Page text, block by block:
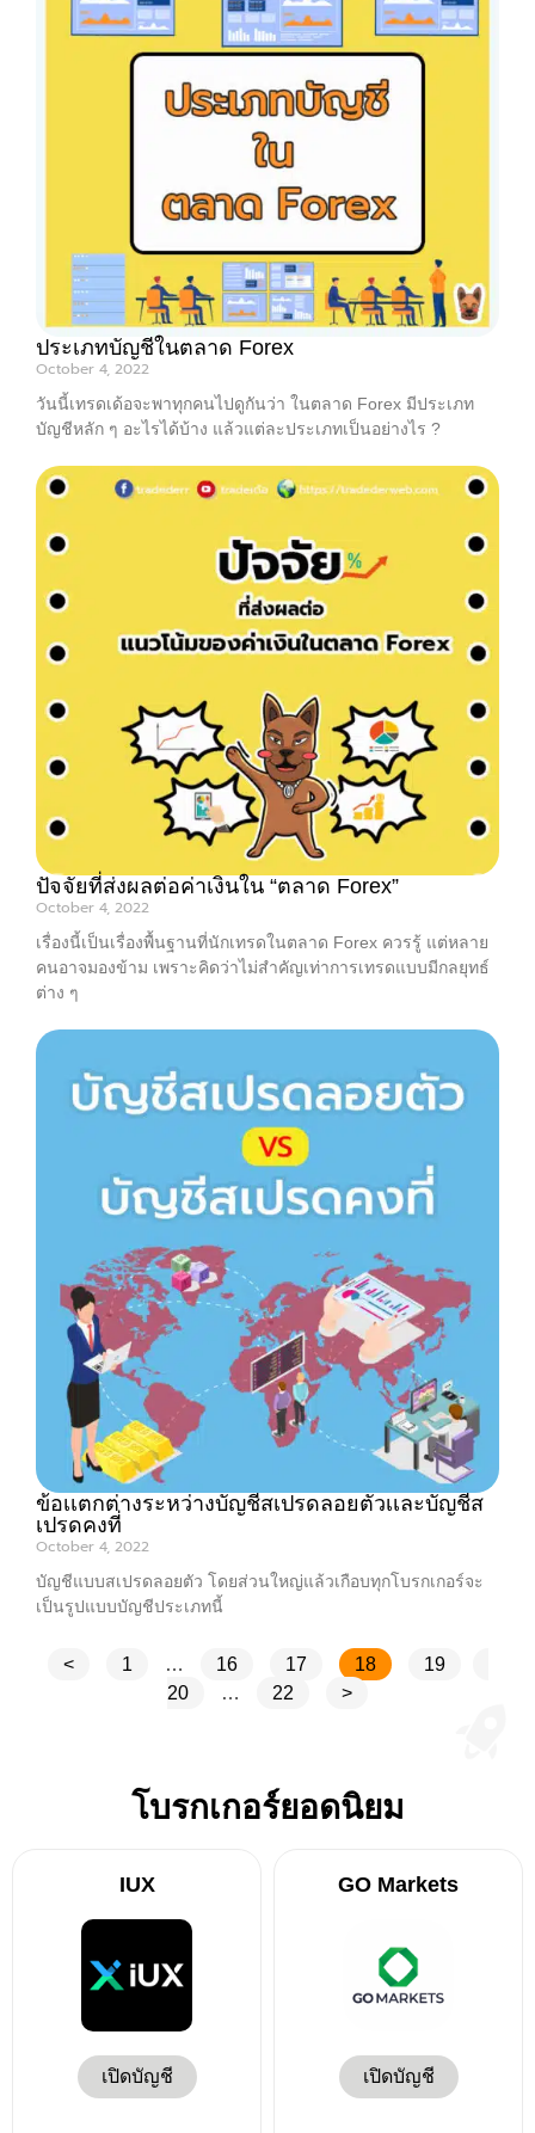
ประเภทบัญชีในตลาด Forex
October 4, 2022
วันนี้เทรดเด้อจะพาทุกคนไปดูกันว่า ในตลาด Forex มีประเภท
บัญชีหลัก ๆ อะไรได้บ้าง แล้วแต่ละประเภทเป็นอย่างไร ?
ปัจจัยที่ส่งผลต่อค่าเงินใน “ตลาด Forex”
October 4, 2022
เรื่องนี้เป็นเรื่องพื้นฐานที่นักเทรดในตลาด Forex ควรรู้ แต่หลาย
คนอาจมองข้าม เพราะคิดว่าไม่สำคัญเท่าการเทรดแบบมีกลยุทธ์
ต่าง ๆ
ข้อเเตกต่างระหว่างบัญชีสเปรดลอยตัวเเละบัญชีส
เปรดคงที่
October 4, 2022
บัญชีแบบสเปรดลอยตัว โดยส่วนใหญ่แล้วเกือบทุกโบรกเกอร์จะ
เป็นรูปแบบบัญชีประเภทนี้
< 1 … 16 17 18
19
20
… 22 >
โบรกเกอร์ยอดนิยม
IUX
เปิดบัญชี
GO Markets
เปิดบัญชี